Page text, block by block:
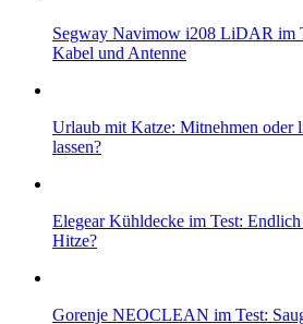
Segway Navimow i208 LiDAR im
Kabel und Antenne
Urlaub mit Katze: Mitnehmen oder
lassen?
Elegear Kühldecke im Test:
Hitze?
Gorenje NEOCLEAN im Test: